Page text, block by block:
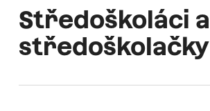
Středoškoláci a
středoškolačky